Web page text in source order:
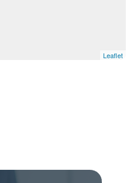
Leaflet